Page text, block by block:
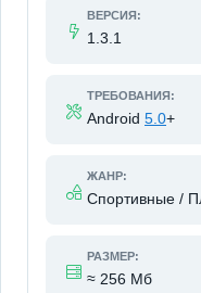
ВЕРСИЯ:
1.3.1
ТРЕБОВАНИЯ:
Android 5.0+
ЖАНР:
Спортивные /
РАЗМЕР:
≈ 256 Мб